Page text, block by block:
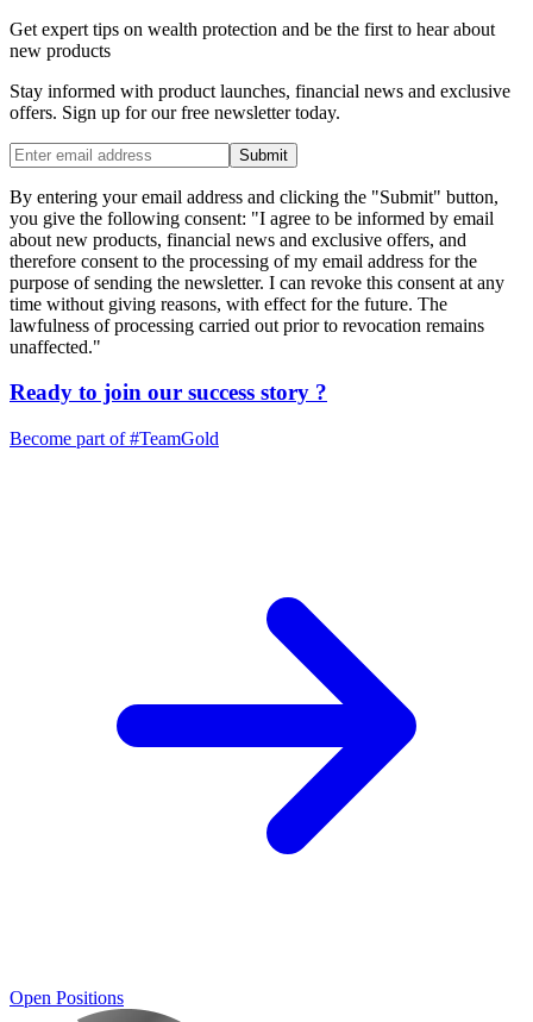
Get expert tips on wealth protection and be the first to hear about
new products
Stay informed with product launches, financial news and exclusive
offers. Sign up for our free newsletter today.
Submit
By entering your email address and clicking the "Submit" button,
you give the following consent: "I agree to be informed by email
about new products, financial news and exclusive offers, and
therefore consent to the processing of my email address for the
purpose of sending the newsletter. I can revoke this consent at any
time without giving reasons, with effect for the future. The
lawfulness of processing carried out prior to revocation remains
unaffected."
Ready to join our success story ?
Become part of#TeamGold
Open Positions